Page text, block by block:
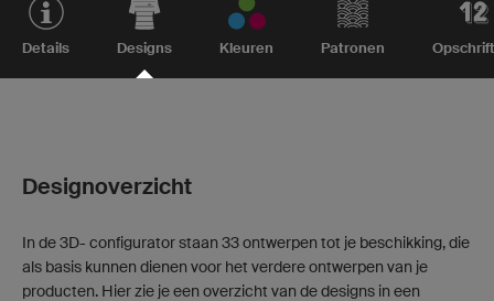
Details Designs Kleuren Patronen
Designoverzicht
In de 3D- configurator staan 33 ontwerpen tot je beschikking, die
als basis kunnen dienen voor het verdere ontwerpen van je
producten. Hier zie je een overzicht van de designs in een